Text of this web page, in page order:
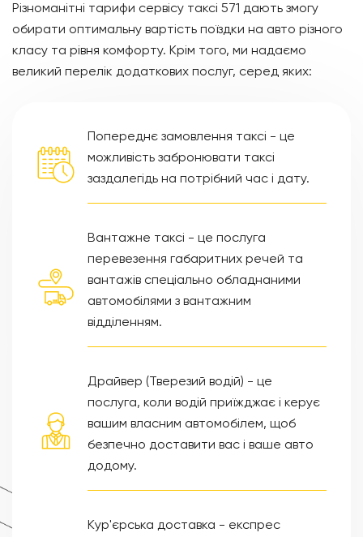
Різноманітні тарифи сервісу таксі 571 дають змогу
обирати оптимальну вартість поїздки на авто різного
класу та рівня комфорту. Крім того, ми надаємо
великий перелік додаткових послуг, серед яких:
Попереднє замовлення таксі - це
можливість забронювати таксі
заздалегідь на потрібний час і дату.
Вантажне таксі - це послуга
перевезення габаритних речей та
вантажів спеціально обладнаними
автомобілями з вантажним
відділенням.
Драйвер (Тверезий водій) - це
послуга, коли водій приїжджає і керує
вашим власним автомобілем, щоб
безпечно доставити вас і ваше авто
додому.
Кур'єрська доставка - експрес